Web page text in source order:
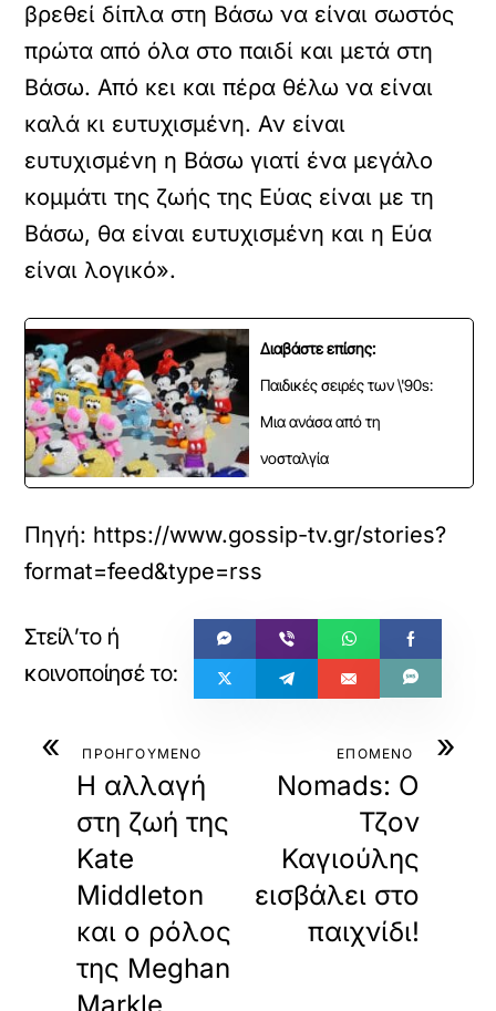
βρεθεί δίπλα στη Βάσω να είναι σωστός
πρώτα από όλα στο παιδί και μετά στη
Βάσω. Από κει και πέρα θέλω να είναι
καλά κι ευτυχισμένη. Αν είναι
ευτυχισμένη η Βάσω γιατί ένα μεγάλο
κομμάτι της ζωής της Εύας είναι με τη
Βάσω, θα είναι ευτυχισμένη και η Εύα
είναι λογικό».
Διαβάστε επίσης:
Παιδικές σειρές των \'90s:
Μια ανάσα από τη
νοσταλγία
Πηγή: https://www.gossip-tv.gr/stories?
format=feed&type=rss
« ΠΡΟΗΓΟΥΜΕΝΟ
Η αλλαγή
στη ζωή της
Kate
Middleton
και ο ρόλος
της Meghan
»
ΕΠΟΜΕΝΟ
Nomads: Ο
Τζον
Καγιούλης
εισβάλει στο
παιχνίδι!